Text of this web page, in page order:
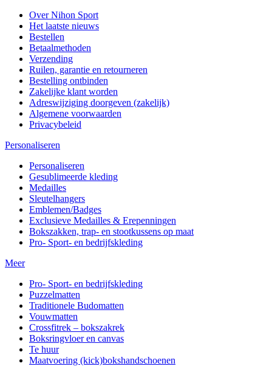
Over Nihon Sport
Het laatste nieuws
Bestellen
Betaalmethoden
Verzending
Ruilen, garantie en retourneren
Bestelling ontbinden
Zakelijke klant worden
Adreswijziging doorgeven (zakelijk)
Algemene voorwaarden
Privacybeleid
Personaliseren
Personaliseren
Gesublimeerde kleding
Medailles
Sleutelhangers
Emblemen/Badges
Exclusieve Medailles & Erepenningen
Bokszakken, trap- en stootkussens op maat
Pro- Sport- en bedrijfskleding
Meer
Pro- Sport- en bedrijfskleding
Puzzelmatten
Traditionele Budomatten
Vouwmatten
Crossfitrek – bokszakrek
Boksringvloer en canvas
Te huur
Maatvoering (kick)bokshandschoenen